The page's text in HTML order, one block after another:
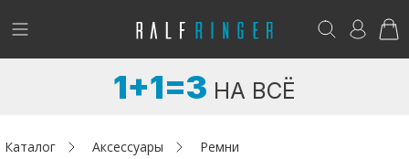
!
Женщинам
Возникли вопросы? - club@ralf.ru
1+1=3 НА ВСЁ
Каталог Аксессуары Ремни